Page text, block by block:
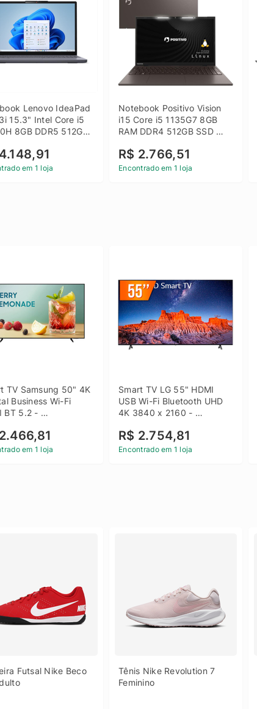
Lenovo IdeaPad
15.3" Intel Core i5
8GB DDR5 512GB
em 1 loja
Notebook Positivo Vision
i15 Core i5 1135G7 8GB
RAM DDR4 512GB SSD
R$ 2.766,51
Encontrado em 1 loja
TV Samsung 50" 4K
Business Wi-Fi
BT 5.2 -
em 1 loja
Smart TV LG 55" HDMI
USB Wi-Fi Bluetooth UHD
4K 3840 x 2160 -
R$ 2.754,81
Encontrado em 1 loja
Futsal Nike Beco
Tênis Nike Revolution 7
Feminino